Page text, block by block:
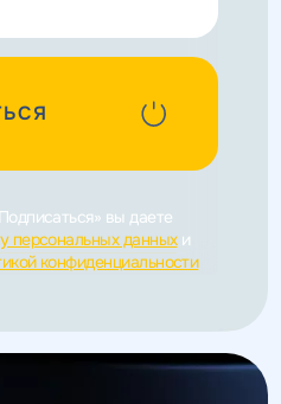
вы даете
персональных данныхи
конфиденциальности